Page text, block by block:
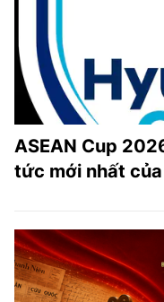
ASEAN Cup
tức mới nhất